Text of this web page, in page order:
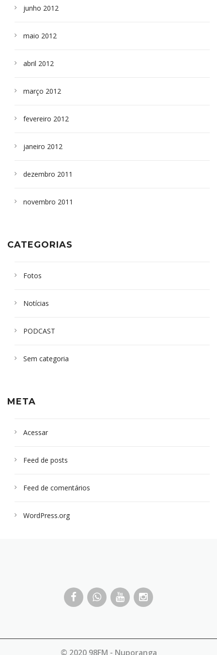
junho 2012
maio 2012
abril 2012
março 2012
fevereiro 2012
janeiro 2012
dezembro 2011
novembro 2011
CATEGORIAS
Fotos
Notícias
PODCAST
Sem categoria
META
Acessar
Feed de posts
Feed de comentários
WordPress.org
© 2020 98FM - Nuporanga